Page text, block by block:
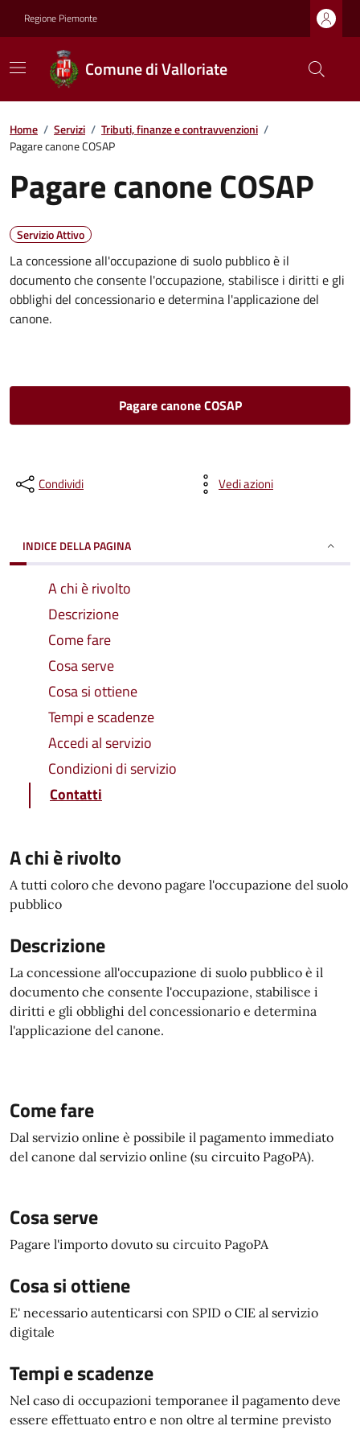
Regione Piemonte
Comune di Valloriate
Home / Servizi / Tributi, finanze e contravvenzioni /
Pagare canone COSAP
Pagare canone COSAP
Servizio Attivo
La concessione all'occupazione di suolo pubblico è il
documento che consente l'occupazione, stabilisce i diritti e gli
obblighi del concessionario e determina l'applicazione del
canone.
Pagare canone COSAP
Condividi Vedi azioni
INDICE DELLA PAGINA
A chi è rivolto
Descrizione
Come fare
Cosa serve
Cosa si ottiene
Tempi e scadenze
Accedi al servizio
Condizioni di servizio
Contatti
A chi è rivolto
A tutti coloro che devono pagare l'occupazione del suolo
pubblico
Descrizione
La concessione all'occupazione di suolo pubblico è il
documento che consente l'occupazione, stabilisce i
diritti e gli obblighi del concessionario e determina
l'applicazione del canone.
Come fare
Dal servizio online è possibile il pagamento immediato
del canone dal servizio online (su circuito PagoPA).
Cosa serve
Pagare l'importo dovuto su circuito PagoPA
Cosa si ottiene
E' necessario autenticarsi con SPID o CIE al servizio
digitale
Tempi e scadenze
Nel caso di occupazioni temporanee il pagamento deve
essere effettuato entro e non oltre al termine previsto